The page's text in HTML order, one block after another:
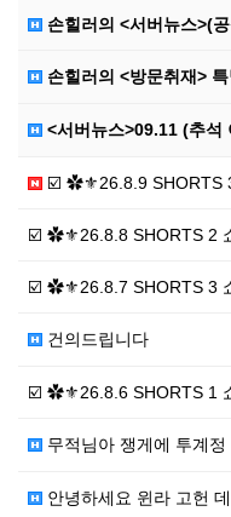
손힐러의 <서버뉴스>(공성
손힐러의 <방문취재> 특
<서버뉴스>09.11 (추석
☑️ ✿⚜26.8.9 SHORTS
☑️ ✿⚜26.8.8 SHORTS 2
☑️ ✿⚜26.8.7 SHORTS 3
건의드립니다
☑️ ✿⚜26.8.6 SHORTS 1
무적님아 쟁게에 투계
안녕하세요 윈라 고헌